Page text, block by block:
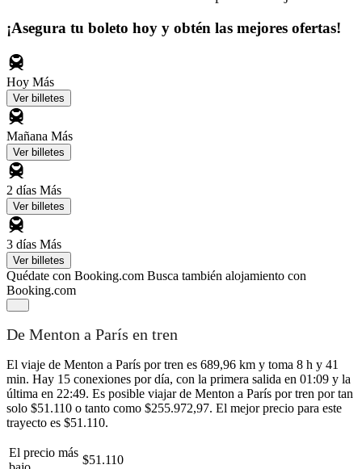
¡Asegura tu boleto hoy y obtén las mejores ofertas!
Hoy Más
Ver billetes
Mañana Más
Ver billetes
2 días Más
Ver billetes
3 días Más
Ver billetes
Quédate con Booking.com Busca también alojamiento con
Booking.com
De Menton a París en tren
El viaje de Menton a París por tren es 689,96 km y toma 8 h y 41
min. Hay 15 conexiones por día, con la primera salida en 01:09 y la
última en 22:49. Es posible viajar de Menton a París por tren por tan
solo $51.110 o tanto como $255.972,97. El mejor precio para este
trayecto es $51.110.
El precio más
$51.110